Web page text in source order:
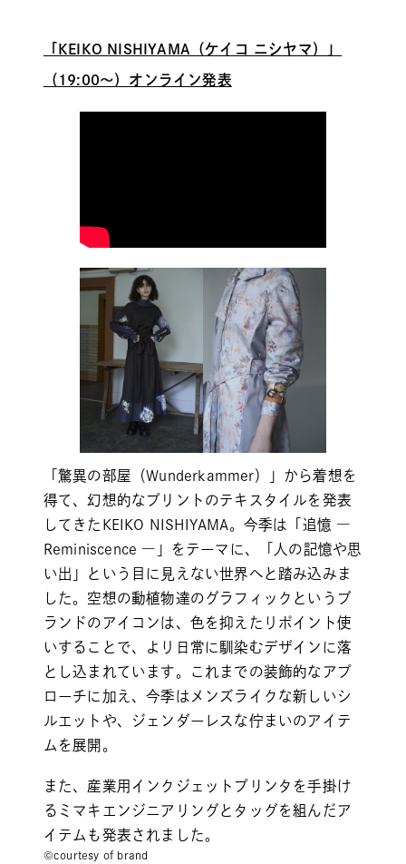
KEIKO NISHIYAMA（ケイコ ニシヤマ） 」
（19:00～）オンライン発表
「驚異の部屋（Wunderkammer）」から着想を
得て、幻想的なプリントのテキスタイルを発表
してきたKEIKO NISHIYAMA。今季は「追憶 ―
Reminiscence ―」をテーマに、「人の記憶や思
い出」という目に見えない世界へと踏み込みま
した。空想の動植物達のグラフィックというブ
ランドのアイコンは、色を抑えたりポイント使
いすることで、より日常に馴染むデザインに落
とし込まれています。これまでの装飾的なアプ
ローチに加え、今季はメンズライクな新しいシ
ルエットや、ジェンダーレスな佇まいのアイテ
ムを展開。
また、産業用インクジェットプリンタを手掛け
るミマキエンジニアリングとタッグを組んだア
イテムも発表されました。
©courtesy of brand